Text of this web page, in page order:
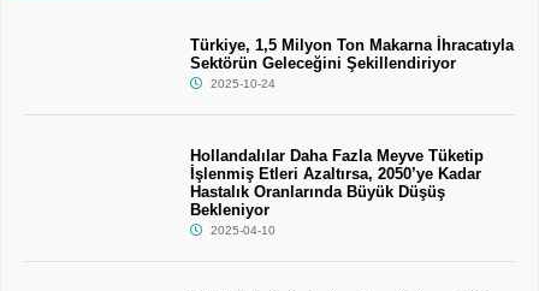
Türkiye, 1,5 Milyon Ton Makarna İhracatıyla
Sektörün Geleceğini Şekillendiriyor
2025-10-24
Hollandalılar Daha Fazla Meyve Tüketip
İşlenmiş Etleri Azaltırsa, 2050’ye Kadar
Hastalık Oranlarında Büyük Düşüş
Bekleniyor
2025-04-10